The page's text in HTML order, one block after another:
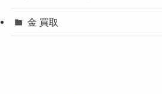
金 買取